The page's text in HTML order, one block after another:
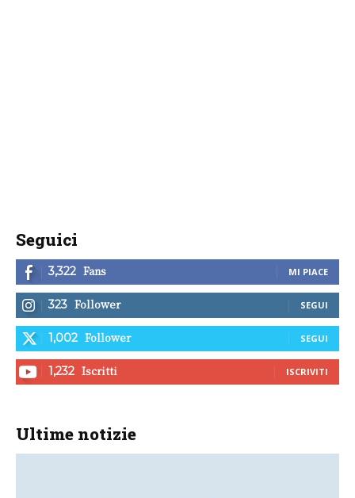
Seguici
3,322 Fans MI PIACE
323 Follower SEGUI
1,002 Follower SEGUI
1,232 Iscritti ISCRIVITI
Ultime notizie